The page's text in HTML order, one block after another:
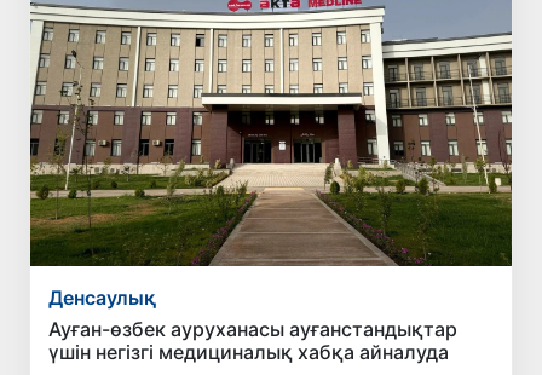
Денсаулық
Ауған-өзбек ауруханасы ауғанстандықтар
үшін негізгі медициналық хабқа айналуда